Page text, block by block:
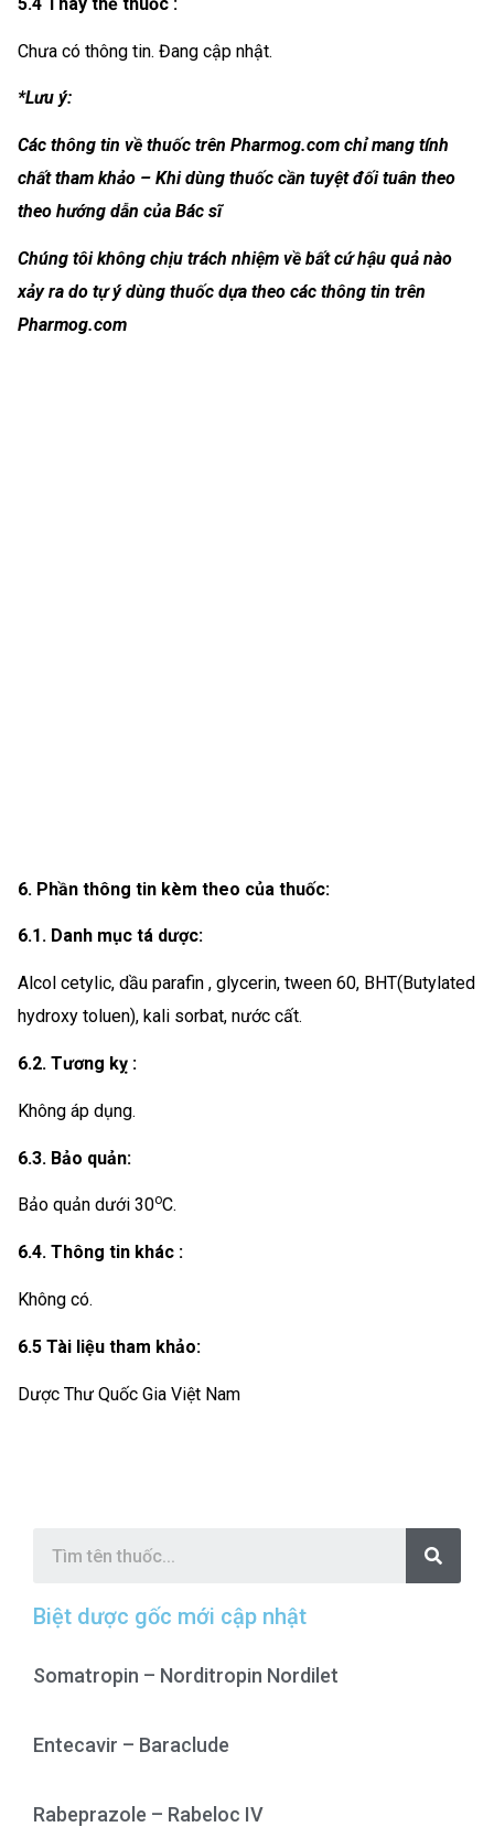
Chưa có thông tin. Đang cập nhật.
*Lưu ý:
Các thông tin về thuốc trên Pharmog.com chỉ mang tính
chất tham khảo – Khi dùng thuốc cần tuyệt đối tuân theo
theo hướng dẫn của Bác sĩ
Chúng tôi không chịu trách nhiệm về bất cứ hậu quả nào
xảy ra do tự ý dùng thuốc dựa theo các thông tin trên
Pharmog.com
6. Phần thông tin kèm theo của thuốc:
6.1. Danh mục tá dược:
Alcol cetylic, dầu parafin , glycerin, tween 60, BHT(Butylated
hydroxy toluen), kali sorbat, nư­ớc cất.
6.2. Tương kỵ :
Không áp dụng.
6.3. Bảo quản:
Bảo quản dưới 30oC.
6.4. Thông tin khác :
Không có.
6.5 Tài liệu tham khảo:
Dược Thư Quốc Gia Việt Nam
S
a
r
Biệt dược gốc mới cập nhật
Somatropin – Norditropin Nordilet
Entecavir – Baraclude
Rabeprazole – Rabeloc IV